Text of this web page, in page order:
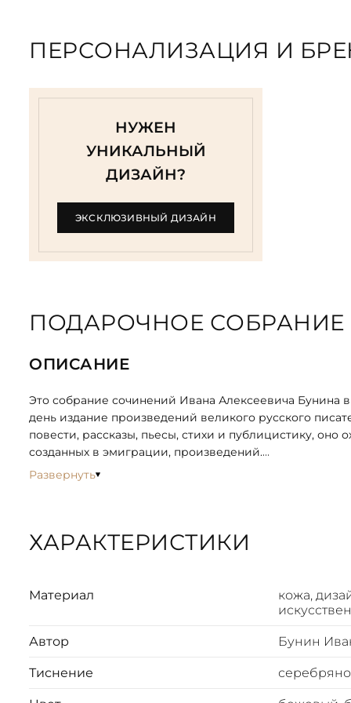
ПЕРСОНАЛИЗАЦИЯ И
НУЖЕН
УНИКАЛЬНЫЙ
ДИЗАЙН?
ЭКСКЛЮЗИВНЫЙ ДИЗАЙН
ПОДАРОЧНОЕ
ОПИСАНИЕ
Это собрание сочинений Ивана Алексеевича Бунина
день издание произведений великого русского писателя,
повести, рассказы, пьесы, стихи и публицистику, оно
созданных в эмиграции, произведений.
героев и глубокое осмысление
познакомиться с классикой русской литературы в полном объеме и оценить непреходящее значение наследия этого
Составной переплет ручной работы из натуральной
Развернуть
ХАРАКТЕРИСТИКИ
Материал
кожа,
Автор Бунин
Тиснение